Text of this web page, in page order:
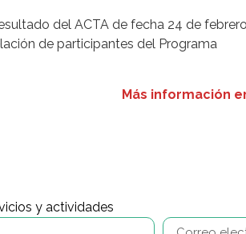
del ACTA de fecha 24 de
de participantes del Programa
Más información
y actividades